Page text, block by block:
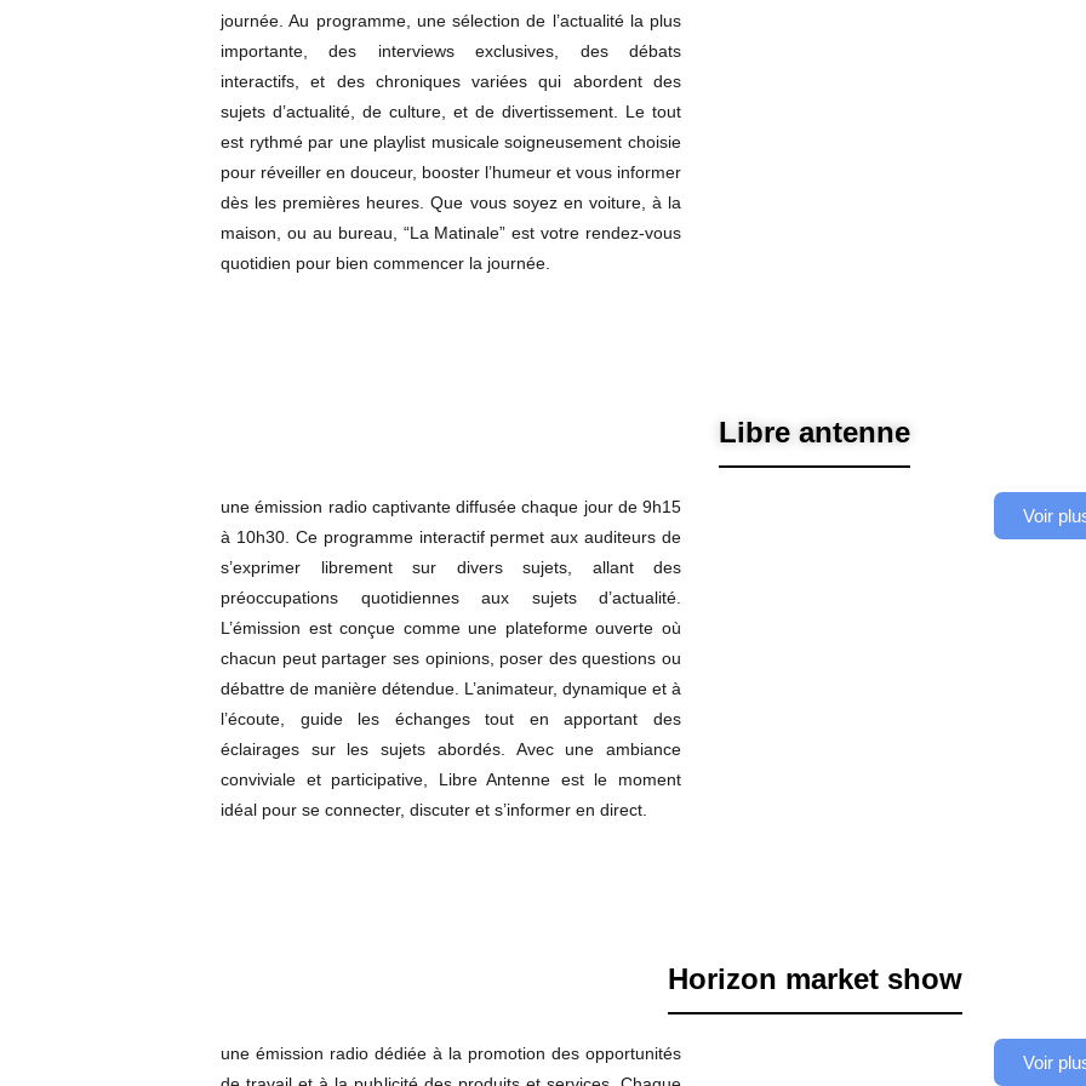
journée. Au programme, une sélection de l’actualité la plus
importante, des interviews exclusives, des débats
interactifs, et des chroniques variées qui abordent des
sujets d’actualité, de culture, et de divertissement. Le tout
est rythmé par une playlist musicale soigneusement choisie
pour réveiller en douceur, booster l’humeur et vous informer
dès les premières heures. Que vous soyez en voiture, à la
maison, ou au bureau, “La Matinale” est votre rendez-vous
quotidien pour bien commencer la journée.
Libre antenne
une émission radio captivante diffusée chaque jour de 9h15
à 10h30. Ce programme interactif permet aux auditeurs de
s’exprimer librement sur divers sujets, allant des
préoccupations quotidiennes aux sujets d’actualité.
L’émission est conçue comme une plateforme ouverte où
chacun peut partager ses opinions, poser des questions ou
débattre de manière détendue. L’animateur, dynamique et à
l’écoute, guide les échanges tout en apportant des
éclairages sur les sujets abordés. Avec une ambiance
conviviale et participative, Libre Antenne est le moment
idéal pour se connecter, discuter et s’informer en direct.
Voir
Horizon market show
une émission radio dédiée à la promotion des opportunités
Voir